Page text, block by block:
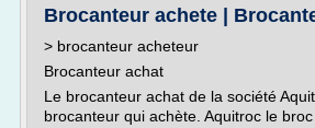
Brocanteur achete |
> brocanteur acheteur
Brocanteur achat
Le brocanteur achat de la société
brocanteur qui achète. Aquitroc le